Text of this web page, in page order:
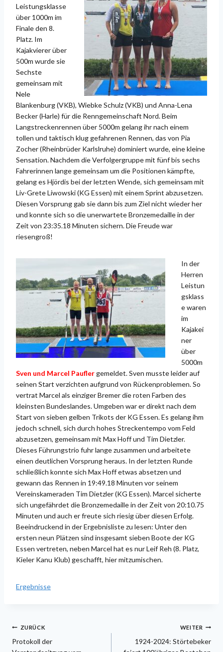
Leistungsklasse
über 1000m im
Finale den 8.
Platz. Im
Kajakvierer über
500m wurde sie
Sechste
gemeinsam mit
Nele
Blankenburg (VKB), Wiebke Schulz (VKB) und Anna-Lena
Becker (Harle) für die Renngemeinschaft Nord. Beim
Langstreckenrennen über 5000m gelang ihr nach einem
tollen und taktisch klug gefahrenen Rennen, das von Pia
Zocher (Rheinbrüder Karlslruhe) dominiert wurde, eine kleine
Sensation. Nachdem die Verfolgergruppe mit fünf bis sechs
Fahrerinnen lange gemeinsam um die Positionen kämpfte,
gelang es Hjördis bei der letzten Wende, sich gemeinsam mit
Liv-Grete Liwowski (KG Essen) mit einem Sprint abzusetzen.
Diesen Vorsprung gab sie dann bis zum Ziel nicht wieder her
und konnte sich so die unerwartete Bronzemedaille in der
Zeit von 23:35.18 Minuten sichern. Die Freude war
riesengroß!
In der
Herren
Leistun
gsklass
e waren
im
Kajakei
ner
über
5000m
Sven und Marcel Pauflergemeldet. Sven musste leider auf
seinen Start verzichten aufgrund von Rückenproblemen. So
vertrat Marcel als einziger Bremer die roten Farben des
kleinsten Bundeslandes. Umgeben war er direkt nach dem
Start von sieben gelben Trikots der KG Essen. Es gelang ihm
jedoch schnell, sich durch hohes Streckentempo vom Feld
abzusetzen, gemeinsam mit Max Hoff und Tim Dietzler.
Dieses Führungstrio fuhr lange zusammen und arbeitete
einen deutlichen Vorsprung heraus. In der letzten Runde
schließlich konnte sich Max Hoff etwas absetzen und
gewann das Rennen in 19:49.18 Minuten vor seinem
Vereinskameraden Tim Dietzler (KG Essen). Marcel sicherte
sich ungefährdet die Bronzemedaille in der Zeit von 20:10.75
Minuten und auch er freute sich riesig über diesen Erfolg.
Beeindruckend in der Ergebnisliste zu lesen: Unter den
ersten neun Plätzen sind insgesamt sieben Boote der KG
Essen vertreten, neben Marcel hat es nur Leif Reh (8. Platz,
Kieler Kanu Klub) geschafft, hier mitzumischen.
Ergebnisse
Beitragsnavigation
ZURÜCK
Protokoll der
WEITER
1924-2024: Störtebeker